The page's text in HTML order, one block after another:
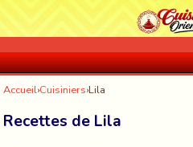
Accueil›Cuisiniers›Lila
Recettes de Lila